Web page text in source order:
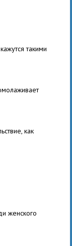
такими
как
женского